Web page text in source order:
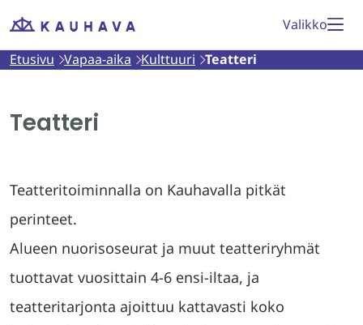
Siirry
Etusivu
Valikko
Etusivu Vapaa-aika Kulttuuri Teatteri
Teatteri
Teatteritoiminnalla on Kauhavalla pitkät
perinteet.
Alueen nuorisoseurat ja muut teatteriryhmät
tuottavat vuosittain 4-6 ensi-iltaa, ja
teatteritarjonta ajoittuu kattavasti koko